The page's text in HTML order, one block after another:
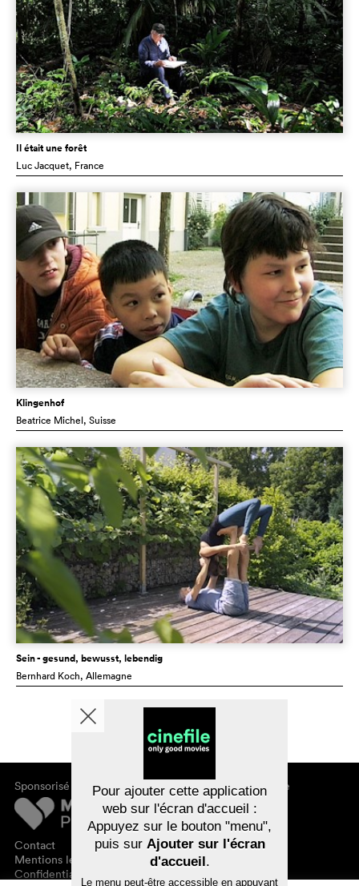
Il était une forêt
Luc Jacquet, France
Klingenhof
Beatrice Michel, Suisse
Sein - gesund, bewusst, lebendig
Bernhard Koch, Allemagne
Sponsorisé par
Contact
Mentions légales
Confidentialité des données
À propos de cinefile
S'inscrire/s'abonner
Newsletter
FAQ
Bons-cadeaux
Pour ajouter cette application
web sur l'écran d'accueil :
Appuyez sur le bouton "menu",
puis sur Ajouter sur l'écran
d'accueil.
Le menu peut-être accessible en appuyant